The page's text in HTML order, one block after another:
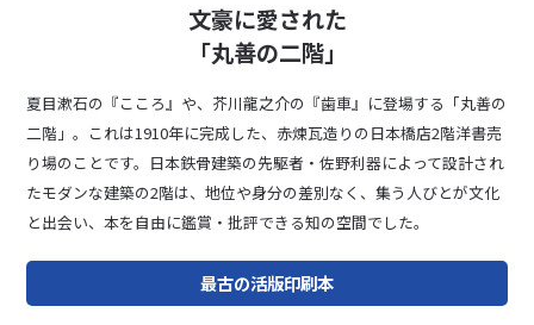
文豪に愛された
「丸善の二階」
夏⽬漱⽯の『こころ』や、芥川⿓之介の『⻭⾞』に登場する「丸善の
⼆階」。これは1910年に完成した、⾚煉⽡造りの⽇本橋店2階洋書売
り場のことです。⽇本鉄⾻建築の先駆者・佐野利器によって設計され
たモダンな建築の2階は、地位や⾝分の差別なく、集う⼈びとが⽂化
と出会い、本を⾃由に鑑賞・批評できる知の空間でした。
最古の活版印刷本